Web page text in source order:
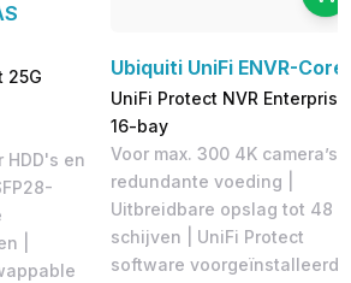
25G
en
|
Ubiquiti UniFi ENVR-Core
UniFi Protect NVR
16-bay
Voor max. 300 4K camera’s,
redundante voeding |
Uitbreidbare opslag tot 48
schijven | UniFi Protect
software voorgeïnstalleerd